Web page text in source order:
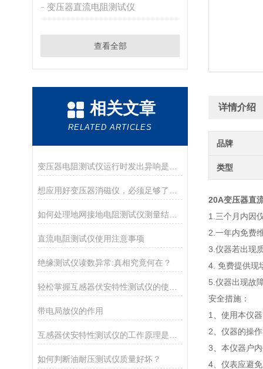
变压器直流电阻测试仪
查看全部
相关文章
RELATED ARTICLES
如何处理地网接地电阻测试仪测量结果中的异常值
直流电阻测试仪使用注意事项
绝缘测试仪读数异常:真相究竟何在？
带电局放仪的作用
如何判断油耐压测试仪质量好坏？
详情介绍
品牌
类型
20A变压器直
1.三个月内因
2.一年内免费
3.仪器若出现
4. 免费提供现
5.仪器出现故
安全措施：
1、使用本仪
2、仪器的操
3、本仪器户
4、仪表应避